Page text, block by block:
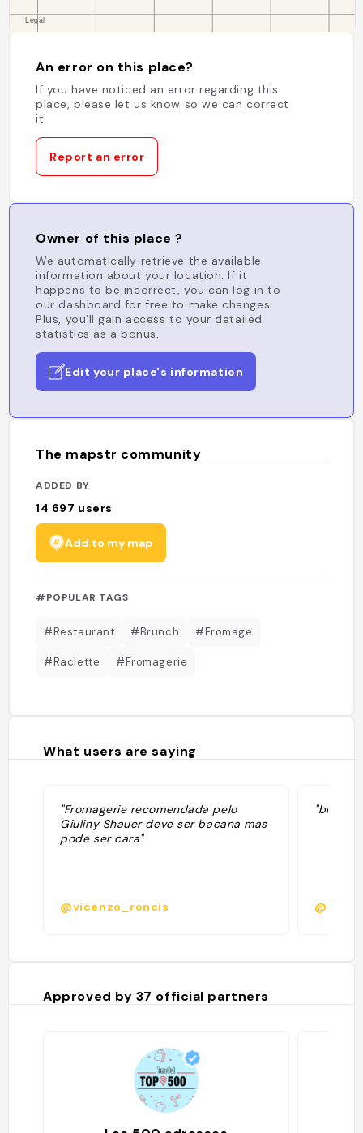
An error on this place?
If you have noticed an error regarding this
place, please let us know so we can correct
it.
Report an error
Owner of this place ?
We automatically retrieve the available
information about your location. If it
happens to be incorrect, you can log in to
our dashboard for free to make changes.
Plus, you'll gain access to your detailed
statistics as a bonus.
Edit your place's information
The mapstr community
ADDED BY
14 697 users
Add to my map
#POPULAR TAGS
#Restaurant #Brunch #Fromage
#Raclette #Fromagerie
What users are saying
"Fromagerie recomendada pelo
Giuliny Shauer deve ser bacana mas
pode ser cara"
@vicenzo_roncis
"brunch
@
Approved by 37 official partners